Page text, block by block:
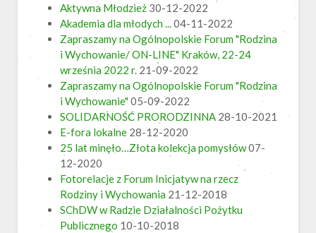
Aktywna Młodzież 30-12-2022
Akademia dla młodych ...04-11-2022
Zapraszamy na Ogólnopolskie Forum "Rodzina
i Wychowanie/ ON-LINE" Kraków, 22-24
września 2022 r. 21-09-2022
Zapraszamy na Ogólnopolskie Forum "Rodzina
i Wychowanie" 05-09-2022
SOLIDARNOŚĆ PRORODZINNA 28-10-2021
E-fora lokalne 28-12-2020
25 lat minęło…Złota kolekcja pomysłów07-
12-2020
Fotorelacje z Forum Inicjatyw na rzecz
Rodziny i Wychowania 21-12-2018
SChDW w Radzie Działalności Pożytku
Publicznego 10-10-2018